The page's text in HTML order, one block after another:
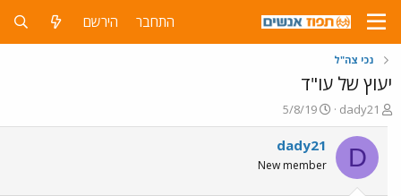
התחבר הירשם
נכי צה"ל
יעוץ של עו"ד
פ
ו
ת
ח
ה
dady21
פ
ו
ר
ם
5/8/19
D
dady21
New member